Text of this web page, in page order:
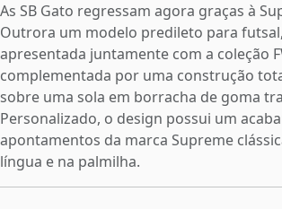
As SB Gato regressam agora graças à
Outrora um modelo predileto para
apresentada juntamente com a coleção
complementada por uma construção
sobre uma sola em borracha de goma
Personalizado, o design possui um
apontamentos da marca Supreme
língua e na palmilha.